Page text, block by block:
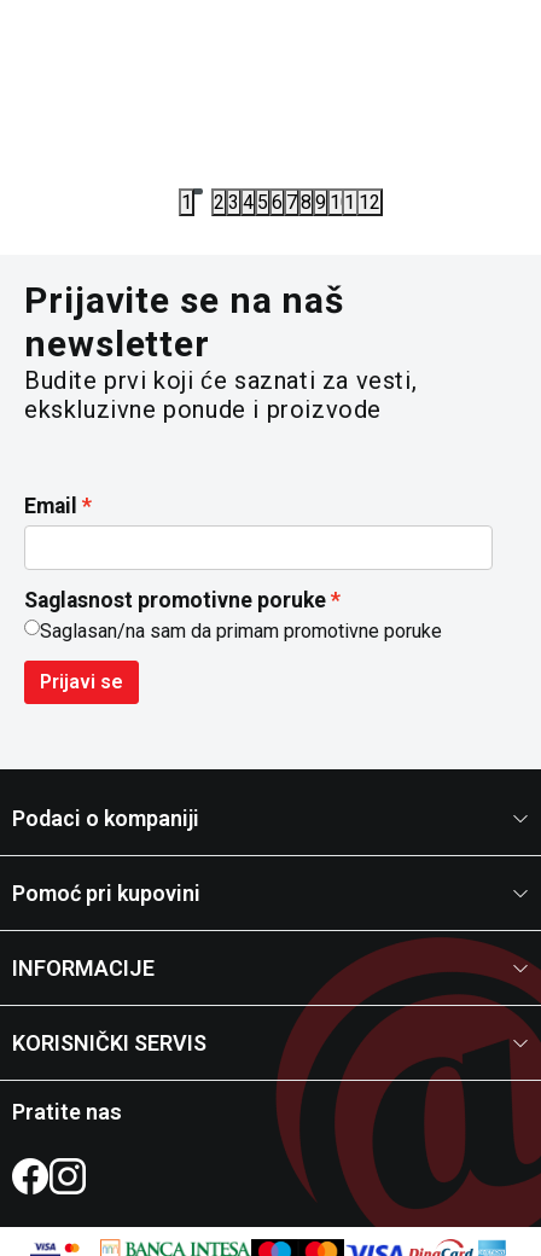
1 2 3 4 5 6 78 9 101112
Prijavite se na naš
newsletter
Budite prvi koji će saznati za vesti,
ekskluzivne ponude i proizvode
Email
Saglasnost promotivne poruke
Saglasan/na sam da primam promotivne poruke
Prijavi se
Podaci o kompaniji
Pomoć pri kupovini
INFORMACIJE
KORISNIČKI SERVIS
Pratite nas